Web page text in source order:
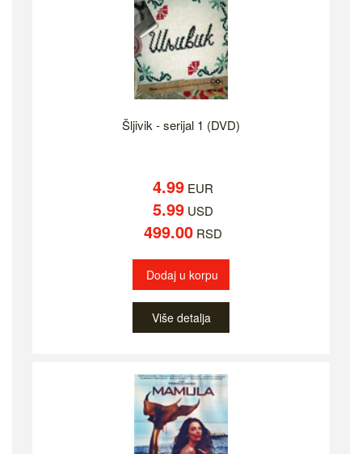
Šljivik - serijal 1 (DVD)
4.99 EUR
5.99 USD
499.00 RSD
Dodaj u korpu
Više detalja